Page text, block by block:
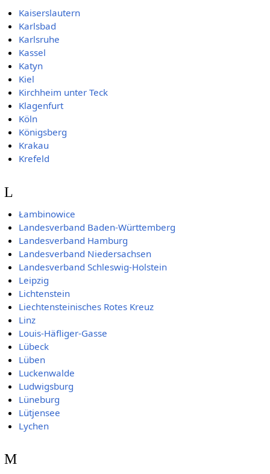
Kaiserslautern
Karlsbad
Karlsruhe
Kassel
Katyn
Kiel
Kirchheim unter Teck
Klagenfurt
Köln
Königsberg
Krakau
Krefeld
L
Łambinowice
Landesverband Baden-Württemberg
Landesverband Hamburg
Landesverband Niedersachsen
Landesverband Schleswig-Holstein
Leipzig
Lichtenstein
Liechtensteinisches Rotes Kreuz
Linz
Louis-Häfliger-Gasse
Lübeck
Lüben
Luckenwalde
Ludwigsburg
Lüneburg
Lütjensee
Lychen
M